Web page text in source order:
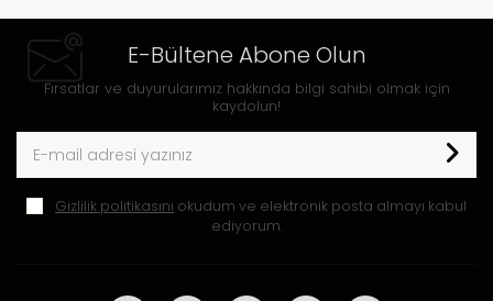
E-Bültene Abone Olun
Fırsatlar ve duyurularımız hakkında bilgi sahibi olmak için
kaydolun!
Gizlilik politikasını okudum ve elektronik posta almayı kabul
ediyorum.